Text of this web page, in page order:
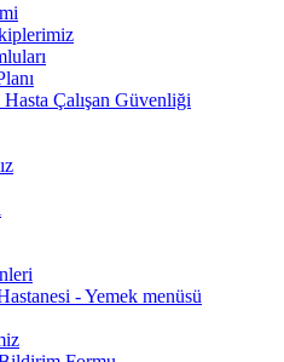
Çalışan Güvenliği
- Yemek menüsü